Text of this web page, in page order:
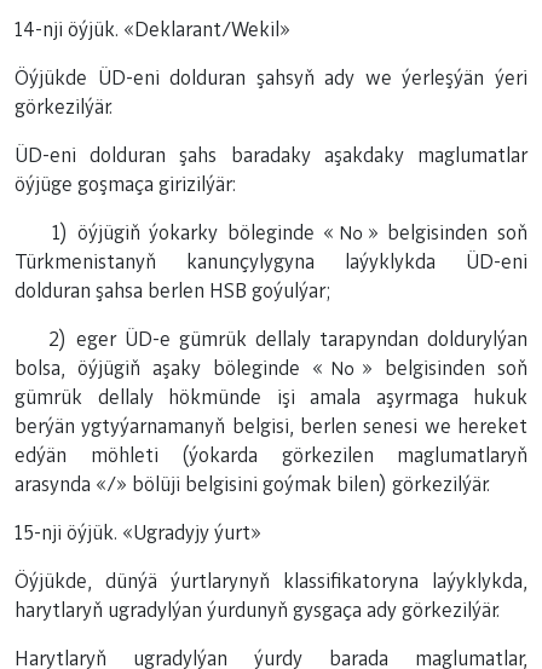
14-nji öýjük. «Deklarant/Wekil»
Öýjükde ÜD-eni dolduran şahsyň ady we ýerleşýän ýeri
görkezilýär.
ÜD-eni dolduran şahs baradaky aşakdaky maglumatlar
öýjüge goşmaça girizilýär:
1) öýjügiň ýokarky böleginde «№» belgisinden soň
Türkmenistanyň kanunçylygyna laýyklykda ÜD-eni
dolduran şahsa berlen HSB goýulýar;
2) eger ÜD-e gümrük dellaly tarapyndan doldurylýan
bolsa, öýjügiň aşaky böleginde «№» belgisinden soň
gümrük dellaly hökmünde işi amala aşyrmaga hukuk
berýän ygtyýarnamanyň belgisi, berlen senesi we hereket
edýän möhleti (ýokarda görkezilen maglumatlaryň
arasynda «/» bölüji belgisini goýmak bilen) görkezilýär.
15-nji öýjük. «Ugradyjy ýurt»
Öýjükde, dünýä ýurtlarynyň klassifikatoryna laýyklykda,
harytlaryň ugradylýan ýurdunyň gysgaça ady görkezilýär.
Harytlaryň ugradylýan ýurdy barada maglumatlar,